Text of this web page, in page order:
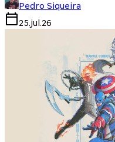
Pedro Siqueira
25.jul.26